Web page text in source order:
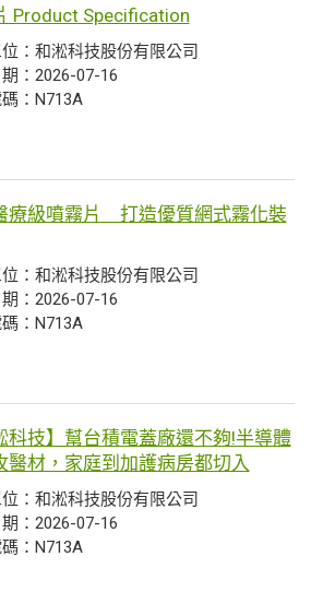
Product Specification
：和淞科技股份有限公司
：2026-07-16
：N713A
療級噴霧片 打造優質網式霧化裝
：和淞科技股份有限公司
：2026-07-16
：N713A
科技】幫台積電蓋廠還不夠!半導體
醫材，家庭到加護病房都切入
：和淞科技股份有限公司
：2026-07-16
：N713A